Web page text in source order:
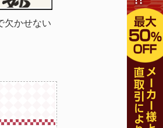
欠かせない